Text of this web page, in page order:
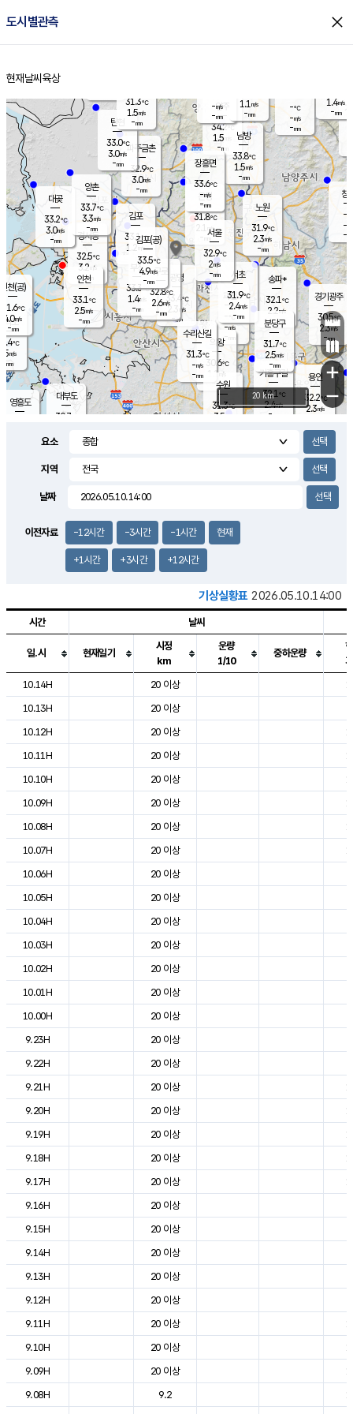
도시별관측 close
홈
현재날씨 육상
의도
℃
m/s
mm
영흥도
양주
34.2℃
1.5
-mm
과천
- ℃
-m/s
- mm
용인
32.2℃
2.3m/s
경기광주
30.5℃
2.3m/s
-mm
3.4m/s
대부도
30.7
경서동
32.5℃
3.2 m/s
-mm
파주금촌
32.9℃
3.0m/s
-mm
-℃
-m/s
-mm
대곶
33.2℃
3.0m/s
-mm
창
-
-m/
-
탄현
33.0℃
3.0m/s
-mm
1.4m/s
-mm
의왕
30.6℃
1.1m/s
mm
김포
33.1℃
1.2 m/s
mm
광명
33.4 ℃
2.3 m/s
-mm
부천
33.3℃
1.4m/s
-mm
양촌
33.7℃
3.3m/s
-mm
구로
32.8℃
2.6m/s
-mm
은평
31.8℃
2.1 m/s
- mm
노원
31.9℃
2.3m/s
-mm
송파*
32.1℃
2.2m/s
-mm
서초
31.9℃
2.4m/s
-mm
남방
33.8℃
1.5m/s
-mm
기흥구갈
32.1℃
2.4m/s
-
수리산길
31.3℃
-m/s
-mm
분당구
31.7℃
2.5m/s
-mm
장흥면
33.6℃
-m/s
-mm
-m/s
-mm
인천(공)
31.6℃
4.0m/s
-mm
김포(공)
33.5℃
4.9m/s
-mm
수원
31.3℃
3.5 m/s
인천
33.1℃
2.5m/s
-mm
서울
32.9℃
2m/s
-mm
31.3℃
1.5m/s
-mm
1.1 m/s
-mm
+
−
20 km
요소
지역
날짜
이전자료 -12시간 -3시간 -1시간 현재
+1시간 +3시간 +12시간
기상실황표 2026.05.10.14:00
도시별 기상실황표로 지점, 날씨, 기온, 강수, 바람, 기압등을 안내한 표입
시간 날씨
일.시 현재일기
시정
km
운량
1/10
중하운량
10.14H
20 이상
10.13H
20 이상
10.12H
20 이상
10.11H
20 이상
10.10H
20 이상
10.09H
20 이상
10.08H
20 이상
10.07H
20 이상
10.06H
20 이상
10.05H
20 이상
10.04H
20 이상
10.03H
20 이상
10.02H
20 이상
10.01H
20 이상
10.00H
20 이상
9.23H
20 이상
9.22H
20 이상
9.21H
20 이상
9.20H
20 이상
9.19H
20 이상
9.18H
20 이상
9.17H
20 이상
9.16H
20 이상
9.15H
20 이상
9.14H
20 이상
9.13H
20 이상
9.12H
20 이상
9.11H
20 이상
9.10H
20 이상
9.09H
20 이상
9.08H
9.2